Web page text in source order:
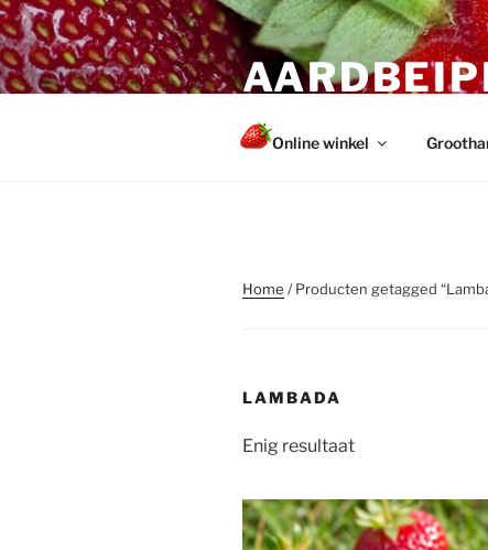
Ga
naar
de
inhoud
Online winkel
Home / Producten getagged
LAMBADA
Enig resultaat